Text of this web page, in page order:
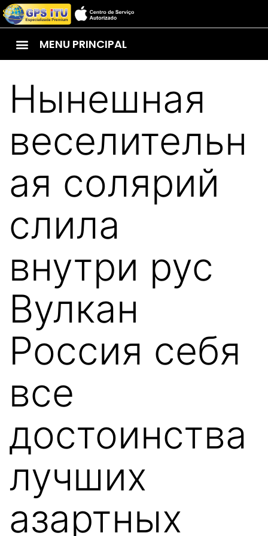
MENU PRINCIPAL
Нынешная
веселительн
ая солярий
слила
внутри рус
Вулкан
Россия себя
все
достоинства
лучших
азартных